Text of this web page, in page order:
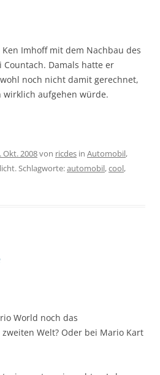
Imhoff mit dem Nachbau des
Damals hatte er
noch nicht damit gerechnet,
wirklich aufgehen würde.
Okt. 2008von ricdes in Automobil,
Schlagworte:automobil,cool,
World noch das
Welt? Oder bei Mario Kart